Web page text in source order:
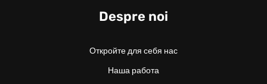
Despre noi
Откройте для себя нас
Наша работа